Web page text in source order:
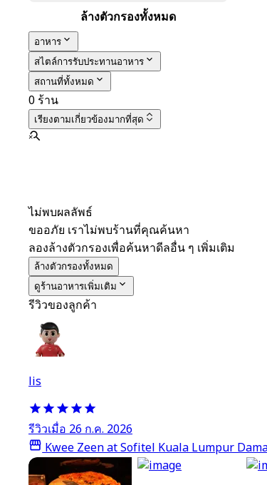
ล้างตัวกรองทั้งหมด
อาหาร
สไตล์การรับประทานอาหาร
สถานที่ทั้งหมด
0 ร้าน
เรียงตามเกี่ยวข้องมากที่สุด
ไม่พบผลลัพธ์
ขออภัย เราไม่พบร้านที่คุณค้นหา
ลองล้างตัวกรองเพื่อค้นหาดีลอื่น ๆ เพิ่มเติม
ล้างตัวกรองทั้งหมด
ดูร้านอาหารเพิ่มเติม
รีวิวของลูกค้า
lis
รีวิวเมื่อ 26 ก.ค. 2026
Kwee Zeen at Sofitel Kuala Lumpur